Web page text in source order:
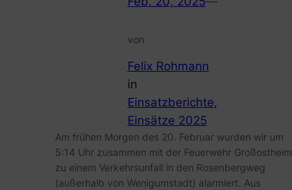
von
Felix Rohmann
in
Einsatzberichte
Einsätze 2025
Am frühen Morgen des 20. Februar wurden wir um
5:14 Uhr zusammen mit der Feuerwehr Großostheim
zu einem Verkehrsunfall in den Rosenbergweg
(außerhalb von Wenigumstadt) alarmiert. Aus